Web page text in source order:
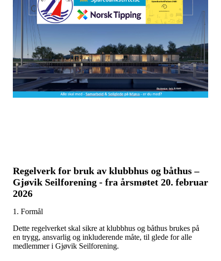
Regelverk for bruk av klubbhus og båthus –
Gjøvik Seilforening - fra årsmøtet 20. februar
2026
1. Formål
Dette regelverket skal sikre at klubbhus og båthus brukes på
en trygg, ansvarlig og inkluderende måte, til glede for alle
medlemmer i Gjøvik Seilforening.